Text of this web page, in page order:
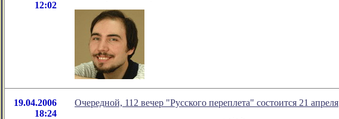
12:02
19.04.2006
18:24
Очередной, 112 вечер "Русского переплета" состоится 21 апреля